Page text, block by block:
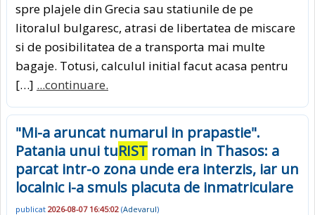
spre plajele din Grecia sau statiunile de pe
litoralul bulgaresc, atrasi de libertatea de miscare
si de posibilitatea de a transporta mai multe
bagaje. Totusi, calculul initial facut acasa pentru
[…] ...continuare.
"Mi-a aruncat numarul in prapastie".
Patania unui tuRIST roman in Thasos: a
parcat intr-o zona unde era interzis, iar un
localnic i-a smuls placuta de inmatriculare
publicat 2026-08-07 16:45:02 (Adevarul)